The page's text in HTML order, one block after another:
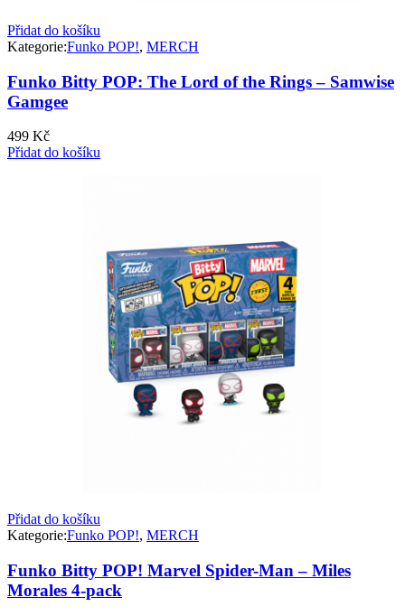
Přidat do košíku
Kategorie:Funko POP!, MERCH
Funko Bitty POP: The Lord of the Rings – Samwise
Gamgee
499 Kč
Přidat do košíku
Přidat do košíku
Kategorie:Funko POP!, MERCH
Funko Bitty POP! Marvel Spider-Man – Miles
Morales 4-pack